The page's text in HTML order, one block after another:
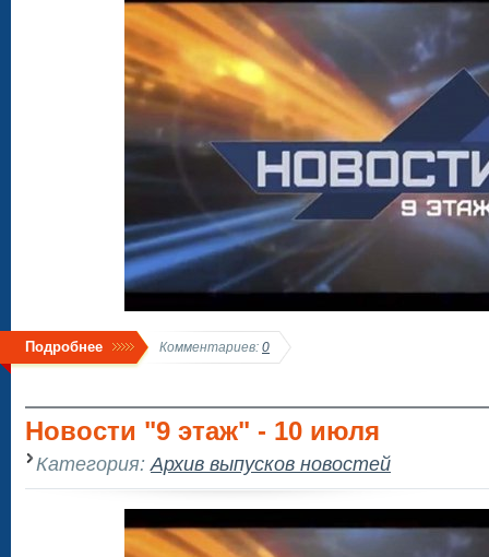
Подробнее Комментариев: 0
Новости "9 этаж" - 10 июля
Категория: Архив выпусков новостей